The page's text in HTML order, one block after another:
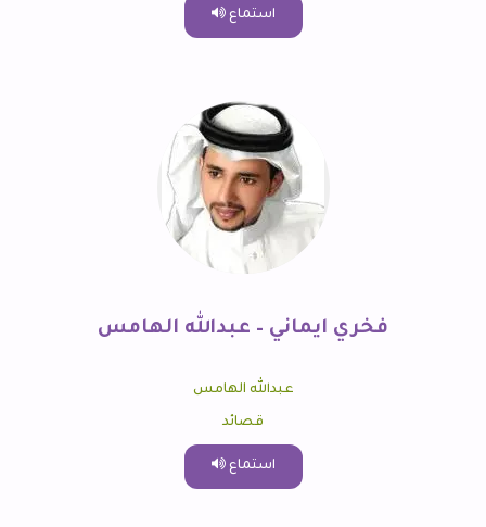
استماع
فخري ايماني – عبدالله الهامس
عبدالله الهامس
قصائد
استماع